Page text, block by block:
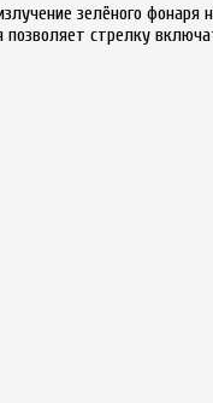
зелёного фонаря
позволяет стрелку